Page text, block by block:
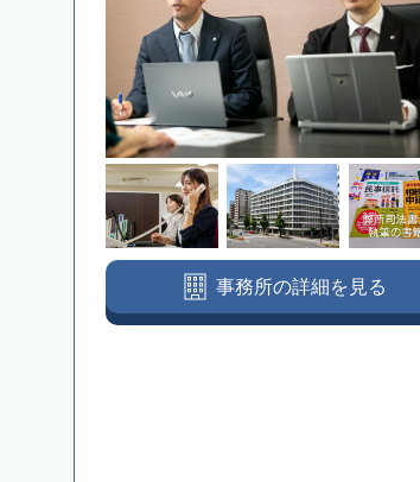
事務所の詳細を見る